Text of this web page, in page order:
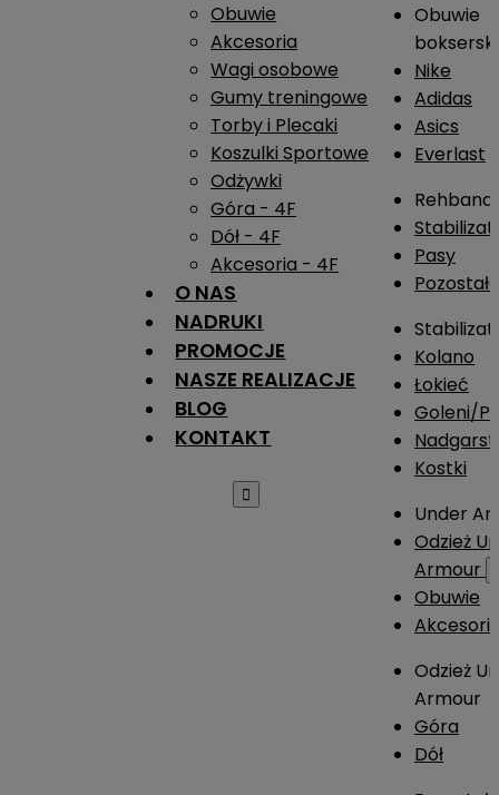
Obuwie
Akcesoria
Wagi osobowe
Gumy treningowe
Torby i Plecaki
Koszulki Sportowe
Odżywki
Góra - 4F
Dół - 4F
Akcesoria - 4F
O NAS
NADRUKI
PROMOCJE
NASZE REALIZACJE
BLOG
KONTAKT

Obuwie
Nike
Adidas
Asics
Everlast
Rehband
Pasy
Kolano
Łokieć
Goleni/
Kostki
Under
Odzież
Armour
Obuwie
Odzież
Armour
Góra
Dół